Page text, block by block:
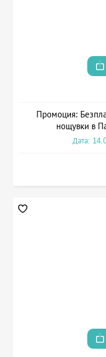
Промоция:
нощувки в
Дата: